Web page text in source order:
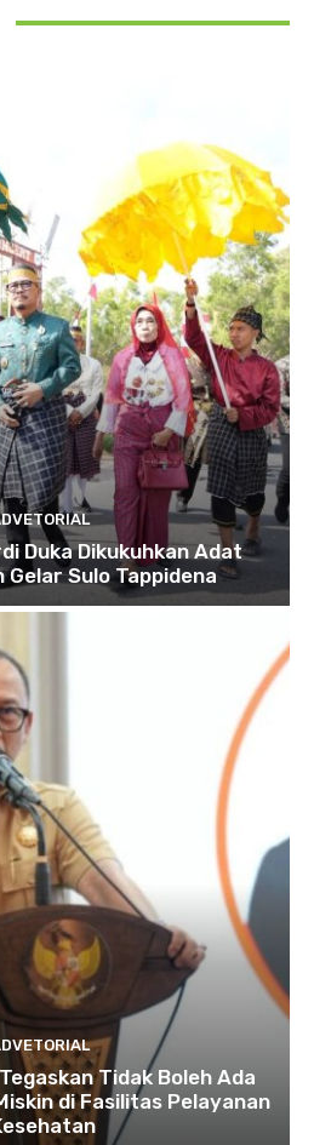
Duka Dikukuhkan Adat
Gelar Sulo Tappidena
Tidak Boleh Ada
di Fasilitas Pelayanan